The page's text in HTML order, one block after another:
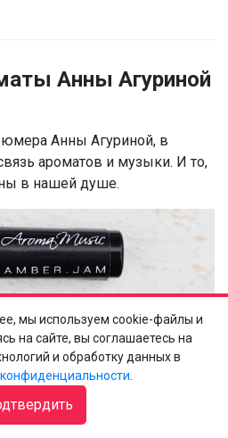
Анны Агуриной
Анны Агуриной, в
ароматов и музыки. И то,
в нашей душе.
мы используем cookie-файлы и
на сайте, вы соглашаетесь на
и обработку данных в